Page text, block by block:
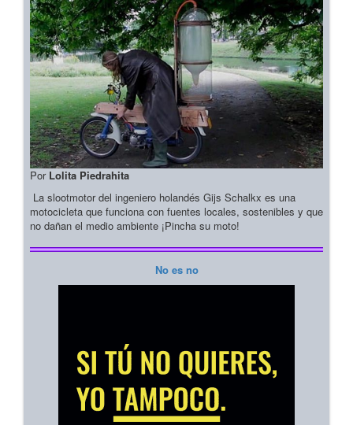
Por Lolita Piedrahita
La slootmotor del ingeniero holandés Gijs Schalkx es una
motocicleta que funciona con fuentes locales, sostenibles y que
no dañan el medio ambiente ¡Pincha su moto!
No es no